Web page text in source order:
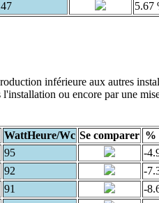
5.67
inférieure aux autres
ou encore par une
WattHeure/Wc Se comparer %
95
-
92
-
91
-